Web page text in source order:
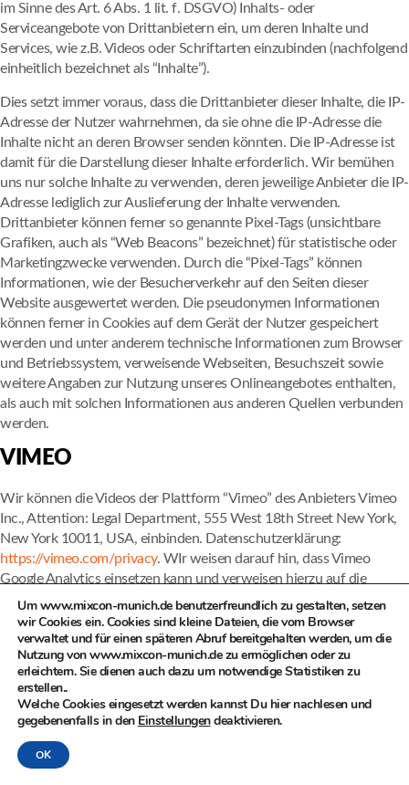
im Sinne des Art. 6 Abs. 1 lit. f. DSGVO) Inhalts- oder
Serviceangebote von Drittanbietern ein, um deren Inhalte und
Services, wie z.B. Videos oder Schriftarten einzubinden (nachfolgend
einheitlich bezeichnet als “Inhalte”).
Dies setzt immer voraus, dass die Drittanbieter dieser Inhalte, die IP-
Adresse der Nutzer wahrnehmen, da sie ohne die IP-Adresse die
Inhalte nicht an deren Browser senden könnten. Die IP-Adresse ist
damit für die Darstellung dieser Inhalte erforderlich. Wir bemühen
uns nur solche Inhalte zu verwenden, deren jeweilige Anbieter die IP-
Adresse lediglich zur Auslieferung der Inhalte verwenden.
Drittanbieter können ferner so genannte Pixel-Tags (unsichtbare
Grafiken, auch als “Web Beacons” bezeichnet) für statistische oder
Marketingzwecke verwenden. Durch die “Pixel-Tags” können
Informationen, wie der Besucherverkehr auf den Seiten dieser
Website ausgewertet werden. Die pseudonymen Informationen
können ferner in Cookies auf dem Gerät der Nutzer gespeichert
werden und unter anderem technische Informationen zum Browser
und Betriebssystem, verweisende Webseiten, Besuchszeit sowie
weitere Angaben zur Nutzung unseres Onlineangebotes enthalten,
als auch mit solchen Informationen aus anderen Quellen verbunden
werden.
VIMEO
Wir können die Videos der Plattform “Vimeo” des Anbieters Vimeo
Inc., Attention: Legal Department, 555 West 18th Street New York,
New York 10011, USA, einbinden. Datenschutzerklärung:
https://vimeo.com/privacy. WIr weisen darauf hin, dass Vimeo
Google Analytics einsetzen kann und verweisen hierzu auf die
Datenschutzerklärung (
https://www.google.com/policies/privacy
sowie Opt-Out-Möglichkeiten für Google-Analytics
http://tools.google.com/dlpage/gaoptout?hl=de) oder die
Einstellungen von Google für die Datennutzung zu
Marketingzwecken (https://adssettings.google.com/.).
YOUTUBE
Wir binden die Videos der Plattform “YouTube” des Anbieters Google
Um www.mixcon-munich.de benutzerfreundlich zu gestalten, setzen
wir Cookies ein. Cookies sind kleine Dateien, die vom Browser
verwaltet und für einen späteren Abruf bereitgehalten werden, um die
Nutzung von www.mixcon-munich.de zu ermöglichen oder zu
erleichtern. Sie dienen auch dazu um notwendige Statistiken zu
erstellen..
Welche Cookies eingesetzt werden kannst Du hier nachlesen und
gegebenenfalls in den Einstellungendeaktivieren.
OK